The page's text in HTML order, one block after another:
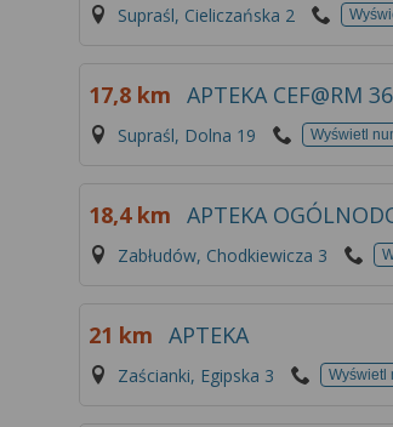
Supraśl, Cieliczańska 2
17,8 km APTEKA CEF@RM
Supraśl, Dolna 19 Wyświetl
18,4 km APTEKA
Zabłudów, Chodkiewicza 3
21 km APTEKA
Zaścianki, Egipska 3 Wyświetl